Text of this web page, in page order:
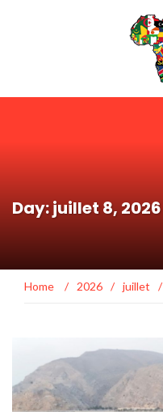
Day: juillet 8, 2026
Home / 2026 / juillet /